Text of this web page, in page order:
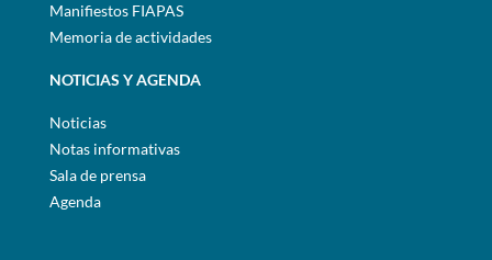
Manifiestos FIAPAS
Memoria de actividades
NOTICIAS Y AGENDA
Noticias
Notas informativas
Sala de prensa
Agenda